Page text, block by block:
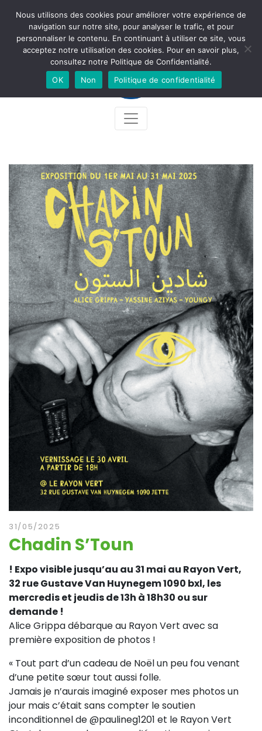
Newsletter Accès Contact Facebook Instagram
31/05/2025
Chadin S’Toun
! Expo visible jusqu’au au 31 mai au Rayon Vert,
32 rue Gustave Van Huynegem 1090 bxl, les
mercredis et jeudis de 13h à 18h30 ou sur
demande !
Alice Grippa débarque au Rayon Vert avec sa
première exposition de photos !
« Tout part d’un cadeau de Noël un peu fou venant
d’une petite sœur tout aussi folle.
Jamais je n’aurais imaginé exposer mes photos un
jour mais c’était sans compter le soutien
inconditionnel de @paulineg1201 et le Rayon Vert
Nous utilisons des cookies pour améliorer votre expérience de
navigation sur notre site, pour analyser le trafic, et pour
personnaliser le contenu. En continuant à utiliser ce site, vous
acceptez notre utilisation des cookies. Pour en savoir plus,
consultez notre Politique de Confidentialité.
OK
Non Politique de confidentialité